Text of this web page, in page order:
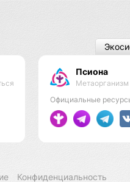
Псиона
Метаорганизм
Официальные
Конфиденциальность